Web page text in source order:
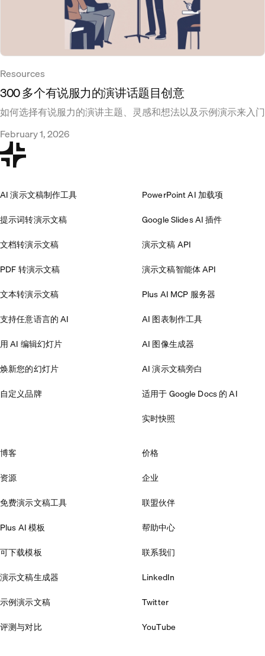
Resources
300 多个有说服力的演讲话题目创意
如何选择有说服力的演讲主题、灵感和想法以及示例演示来入门
February 1, 2026
AI 演示文稿制作工具
提示词转演示文稿
文档转演示文稿
PDF 转演示文稿
文本转演示文稿
支持任意语言的 AI
用 AI 编辑幻灯片
焕新您的幻灯片
自定义品牌
PowerPoint AI 加载项
Google Slides AI 插件
演示文稿 API
演示文稿智能体 API
Plus AI MCP 服务器
AI 图表制作工具
AI 图像生成器
AI 演示文稿旁白
适用于 Google Docs 的 AI
实时快照
博客
资源
免费演示文稿工具
Plus AI 模板
可下载模板
演示文稿生成器
示例演示文稿
评测与对比
价格
企业
联盟伙伴
帮助中心
联系我们
LinkedIn
Twitter
YouTube